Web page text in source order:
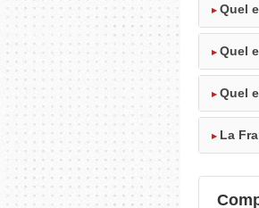
Quel
Quel
Quel
La